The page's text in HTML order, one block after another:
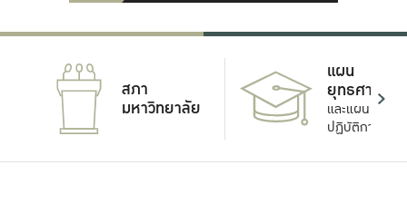
สภา
มหาวิทยาลัย
แผน
ยุทธศาสตร์
และแผน
ปฏิบัติการ